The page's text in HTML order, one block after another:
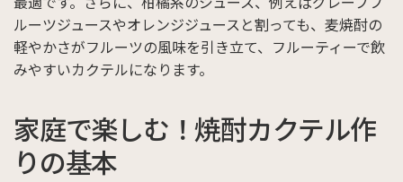
ルーツジュースやオレンジジュースと割っても、麦焼酎の
軽やかさがフルーツの風味を引き立て、フルーティーで飲
みやすいカクテルになります。
家庭で楽しむ！焼酎カクテル作
りの基本